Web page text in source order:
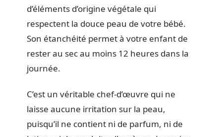
d’éléments d’origine végétale qui
respectent la douce peau de votre bébé.
Son étanchéité permet à votre enfant de
rester au sec au moins 12 heures dans la
journée.
C’est un véritable chef-d’œuvre qui ne
laisse aucune irritation sur la peau,
puisqu’il ne contient ni de parfum, ni de